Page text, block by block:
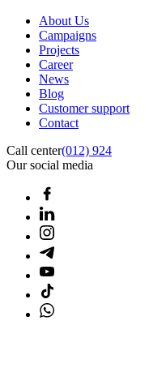
About Us
Campaigns
Projects
Career
News
Blog
Customer support
Contact
Call center(012) 924
Our social media